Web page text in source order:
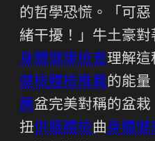
的哲學恐慌。「可
緒干擾！」牛土豪
身體健康檢查理解這
健檢體檢推薦的能量
薦盆完美對稱的盆
扭供膳體檢曲身體健